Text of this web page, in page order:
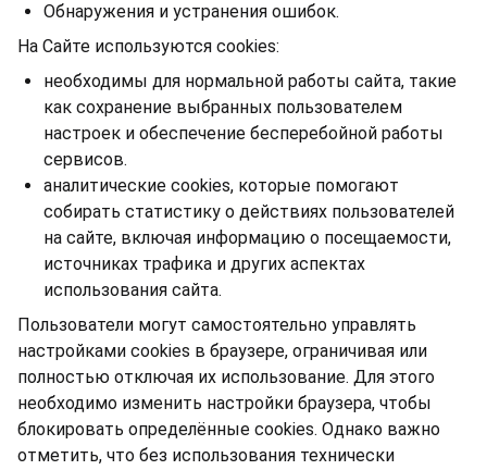
Обнаружения и устранения ошибок.
На Сайте используются cookies:
необходимы для нормальной работы сайта, такие
как сохранение выбранных пользователем
настроек и обеспечение бесперебойной работы
сервисов.
аналитические cookies, которые помогают
собирать статистику о действиях пользователей
на сайте, включая информацию о посещаемости,
источниках трафика и других аспектах
использования сайта.
Пользователи могут самостоятельно управлять
настройками cookies в браузере, ограничивая или
полностью отключая их использование. Для этого
необходимо изменить настройки браузера, чтобы
блокировать определённые cookies. Однако важно
отметить, что без использования технически